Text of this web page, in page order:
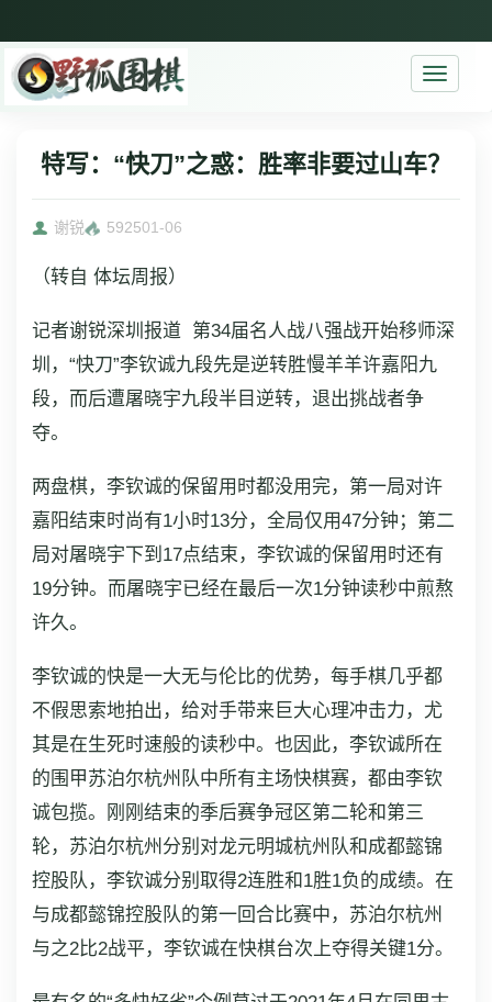
Toggle
特写：“快刀”之惑：胜率非要过山车？
谢锐 592501-06
（转自 体坛周报）
记者谢锐深圳报道 第34届名人战八强战开始移师深
圳，“快刀”李钦诚九段先是逆转胜慢羊羊许嘉阳九
段，而后遭屠晓宇九段半目逆转，退出挑战者争
夺。
两盘棋，李钦诚的保留用时都没用完，第一局对许
嘉阳结束时尚有1小时13分，全局仅用47分钟；第二
局对屠晓宇下到17点结束，李钦诚的保留用时还有
19分钟。而屠晓宇已经在最后一次1分钟读秒中煎熬
许久。
李钦诚的快是一大无与伦比的优势，每手棋几乎都
不假思索地拍出，给对手带来巨大心理冲击力，尤
其是在生死时速般的读秒中。也因此，李钦诚所在
的围甲苏泊尔杭州队中所有主场快棋赛，都由李钦
诚包揽。刚刚结束的季后赛争冠区第二轮和第三
轮，苏泊尔杭州分别对龙元明城杭州队和成都懿锦
控股队，李钦诚分别取得2连胜和1胜1负的成绩。在
与成都懿锦控股队的第一回合比赛中，苏泊尔杭州
与之2比2战平，李钦诚在快棋台次上夺得关键1分。